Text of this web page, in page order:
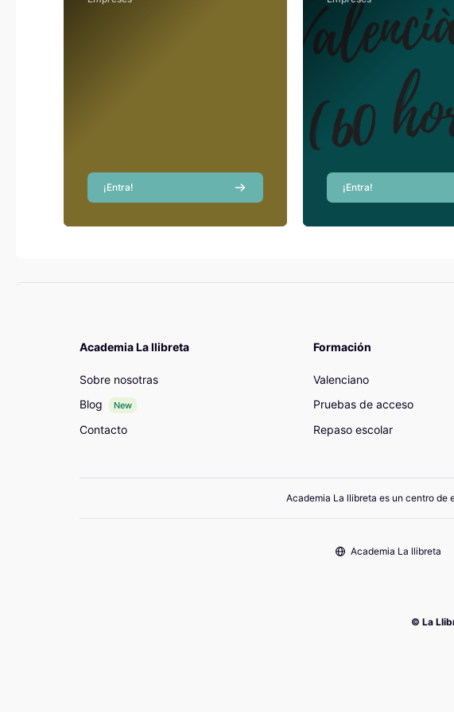
¡Entra!
Sánchez
Profesor
¡Entra!
Academia La llibreta
Sobre nosotras
Blog
New
Contacto
Formación
Valenciano
Pruebas de acceso
Repaso escolar
Academia La llibreta es un centro de
Academia La llibreta
© La